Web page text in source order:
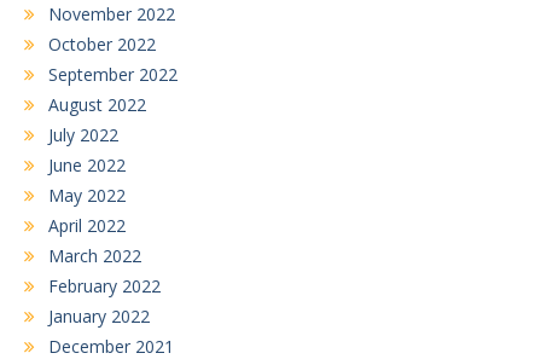
November 2022
October 2022
September 2022
August 2022
July 2022
June 2022
May 2022
April 2022
March 2022
February 2022
January 2022
December 2021